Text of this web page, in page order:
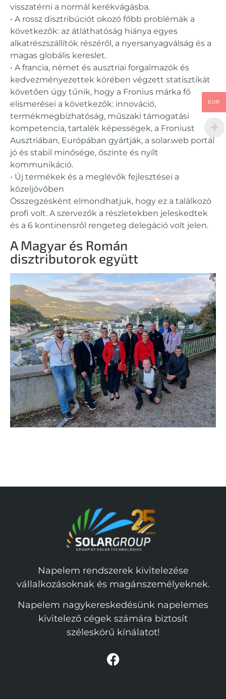
visszatérni a normál kerékvágásba.
• A rossz disztribúciót okozó főbb problémák a
következők: az átláthatóság hiánya egyes
alkatrészszállítók részéről, a nyersanyagválság és a
magas globális kereslet.
• A francia, német és ausztriai forgalmazók és
kedvezményezettek körében végzett statisztikát
követően úgy tűnik, hogy a Fronius márka fő
elismerései a következők: innováció,
termékmegbízhatóság, műszaki támogatási
kompetencia, tartalék képességek, a Froniust
Ausztriában, Európában gyártják, a solar.web portál
jó és stabil minősége, őszinte és nyílt
kommunikáció.
• Új termékek és a meglévők fejlesztései a
közeljövőben
Összegzésként elmondhatjuk, hogy ez a találkozó
profi volt. A szervezők a részletekben jeleskedtek
és a 6 kontinensről rengeteg delegáció volt jelen.
A Magyar és Román
disztributorok együtt
Napelem rendszerek kivitelezése
vállalkozásoknak és magánszemélyeknek.
Napelem nagykereskedésünk napelemes
kivitelező cégek számára biztosít
széleskörű kínálatot!
EUR